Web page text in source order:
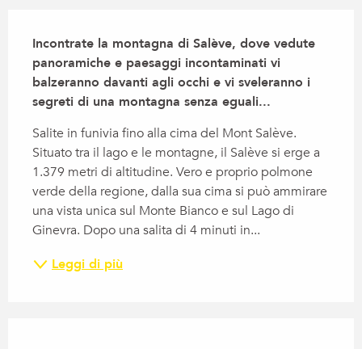
Incontrate la montagna di Salève, dove vedute
panoramiche e paesaggi incontaminati vi
balzeranno davanti agli occhi e vi sveleranno i
segreti di una montagna senza eguali...
Salite in funivia fino alla cima del Mont Salève.
Situato tra il lago e le montagne, il Salève si erge a
1.379 metri di altitudine. Vero e proprio polmone
verde della regione, dalla sua cima si può ammirare
una vista unica sul Monte Bianco e sul Lago di
Ginevra. Dopo una salita di 4 minuti in...
Leggi di più